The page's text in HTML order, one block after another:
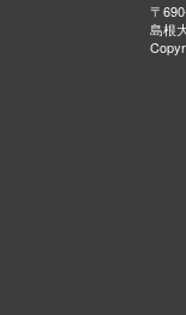
〒
島根